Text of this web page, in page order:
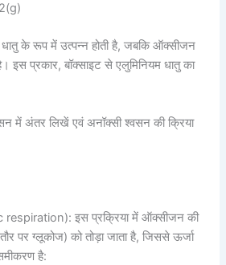
धातु के रूप में उत्पन्न होती है, जबकि ऑक्सीजन
इस प्रकार, बॉक्साइट से एलुमिनियम धातु का
में अंतर लिखें एवं अनॉक्सी श्वसन की क्रिया
इस प्रक्रिया में ऑक्सीजन की
पर ग्लूकोज) को तोड़ा जाता है, जिससे ऊर्जा
है: